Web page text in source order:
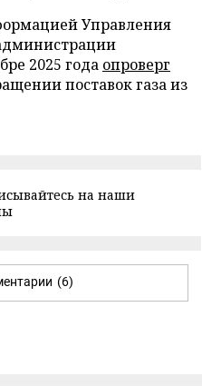
Управления
2025 года опроверг
поставок газа из
на наши
(6)